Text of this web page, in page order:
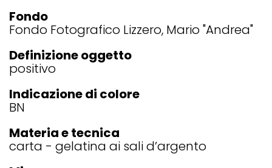
Fondo
Fondo Fotografico Lizzero, Mario "Andrea"
Definizione oggetto
positivo
Indicazione di colore
BN
Materia e tecnica
carta - gelatina ai sali d’argento